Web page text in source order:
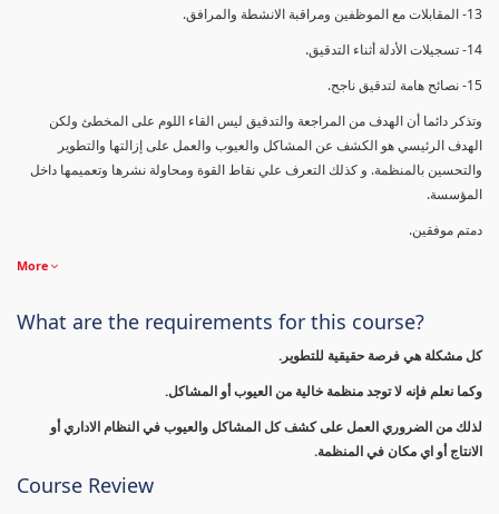
13- المقابلات مع الموظفين ومراقبة الانشطة والمرافق.
14- تسجيلات الأدلة أثناء التدقيق.
15- نصائح هامة لتدقيق ناجح.
وتذكر دائما أن الهدف من المراجعة والتدقيق ليس القاء اللوم على المخطئ ولكن
الهدف الرئيسي هو الكشف عن المشاكل والعيوب والعمل على إزالتها والتطوير
والتحسين بالمنظمة. و كذلك التعرف علي نقاط القوة ومحاولة نشرها وتعميمها داخل
المؤسسة.
دمتم موفقين.
More
What are the requirements for this course?
كل مشكلة هي فرصة حقيقية للتطوير.
وكما نعلم فإنه لا توجد منظمة خالية من العيوب أو المشاكل.
لذلك من الضروري العمل على كشف كل المشاكل والعيوب في النظام الاداري أو
الانتاج أو اي مكان في المنظمة.
Course Review